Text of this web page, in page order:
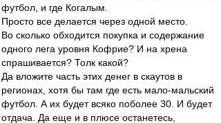
футбол, и где Когалым.
Просто все делается через одной место.
Во сколько обходится покупка и содержание
одного лега уровня Кофрие? И на хрена
спрашивается? Толк какой?
Да вложите часть этих денег в скаутов в
регионах, хотя бы там где есть мало-мальский
футбол. А их будет всяко поболее 30. И будет
отдача. Да еще и в плюсе останетесь,